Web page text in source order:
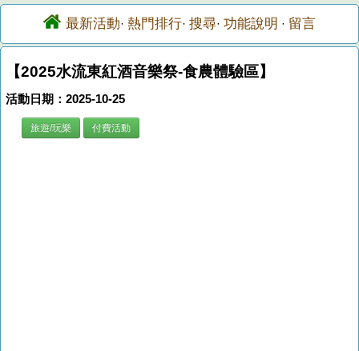
最新活動· 熱門排行· 搜尋· 功能說明 · 留言
【2025水流東紅酒音樂祭-食農體驗區】
活動日期：2025-10-25
旅遊/玩樂 付費活動